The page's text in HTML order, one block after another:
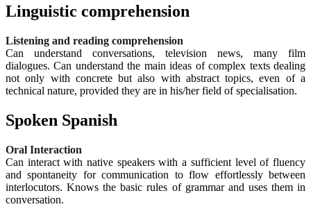
Linguistic comprehension
Listening and reading comprehension
Can understand conversations, television news, many film
dialogues. Can understand the main ideas of complex texts dealing
not only with concrete but also with abstract topics, even of a
technical nature, provided they are in his/her field of specialisation.
Spoken Spanish
Oral Interaction
Can interact with native speakers with a sufficient level of fluency
and spontaneity for communication to flow effortlessly between
interlocutors. Knows the basic rules of grammar and uses them in
conversation.